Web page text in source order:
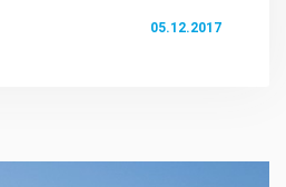
05.12.2017